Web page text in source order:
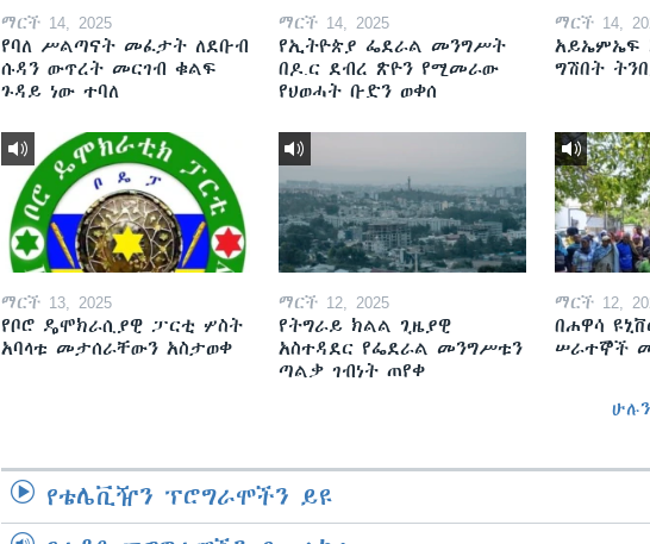
ማርች 14, 2025
የባለ ሥልጣናት መፈታት ለደቡብ
ሱዳን ውጥረት መርገብ ቁልፍ
ጉዳይ ነው ተባለ
ማርች 14, 2025
የኢትዮጵያ ፌደራል መንግሥት
በዶ.ር ደብረ ጽዮን የሚመራው
የህወሓት ቡድን ወቀሰ
ማርች 14,
አይኤምኤፍ
ግሽበት
ማርች 13, 2025
የቦሮ ዴሞክራሲያዊ ፓርቲ ሦስት
አባላቱ መታሰራቸውን አስታወቀ
ማርች 12, 2025
የትግራይ ክልል ጊዜያዊ
አስተዳደር የፌደራል መንግሥቱን
ጣልቃ ገብነት ጠየቀ
ማርች 12,
በሐዋሳ
ሠራተኞች
የቴሌቪዥን ፕሮግራሞችን ይዩ